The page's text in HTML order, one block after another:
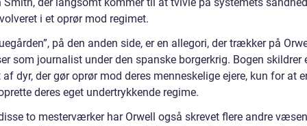
Smith, der langsomt kommer til at tvivle på systemets
i et oprør mod regimet.
på den anden side, er en allegori, der trækker på
som journalist under den spanske borgerkrig. Bogen skildrer
dyr, der gør oprør mod deres menneskelige ejere, kun for at
deres eget undertrykkende regime.
to mesterværker har Orwell også skrevet flere andre